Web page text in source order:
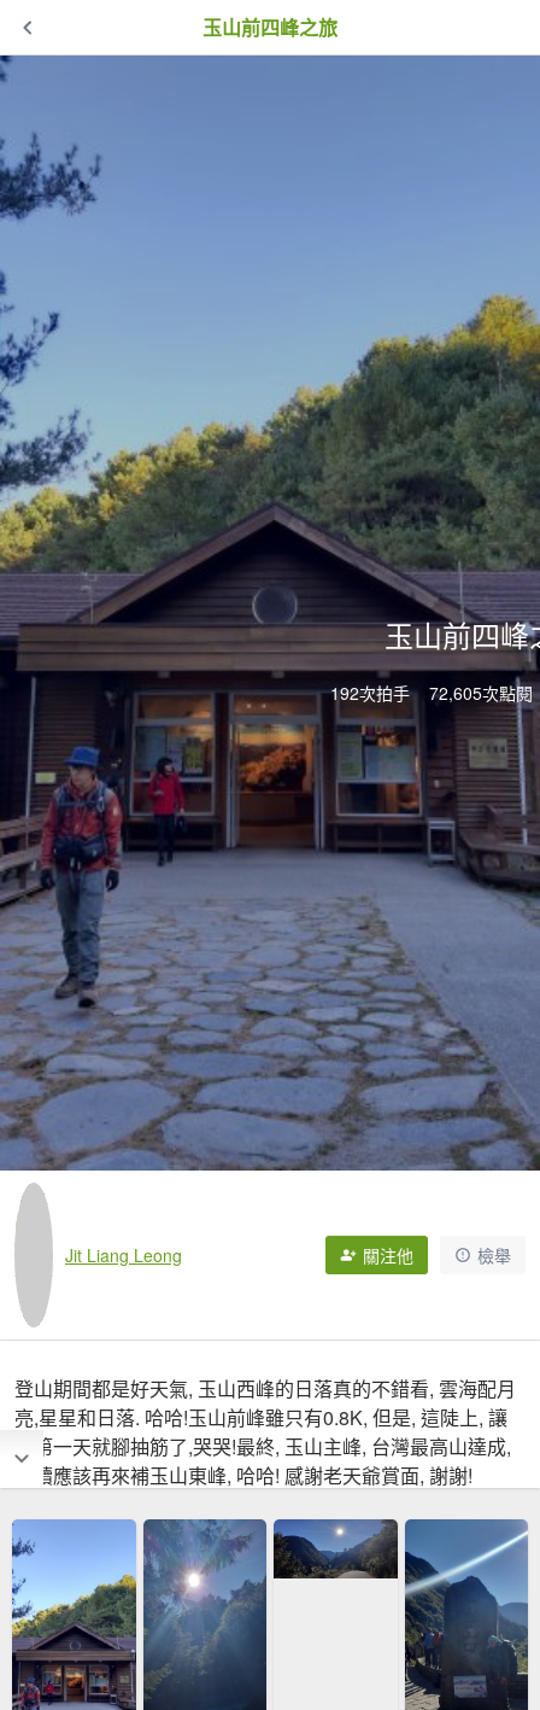
玉山前四峰之旅
玉山前四峰
192次拍手 72,605次點閱
Jit Liang Leong 關注他 檢舉
登山期間都是好天氣, 玉山西峰的日落真的不錯看, 雲海配月
亮,星星和日落. 哈哈!玉山前峰雖只有0.8K, 但是, 這陡上, 讓
我第一天就腳抽筋了,哭哭!最終, 玉山主峰, 台灣最高山達成,
後續應該再來補玉山東峰, 哈哈! 感謝老天爺賞面, 謝謝!